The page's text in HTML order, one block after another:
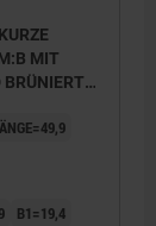
MIT
B1=19,4